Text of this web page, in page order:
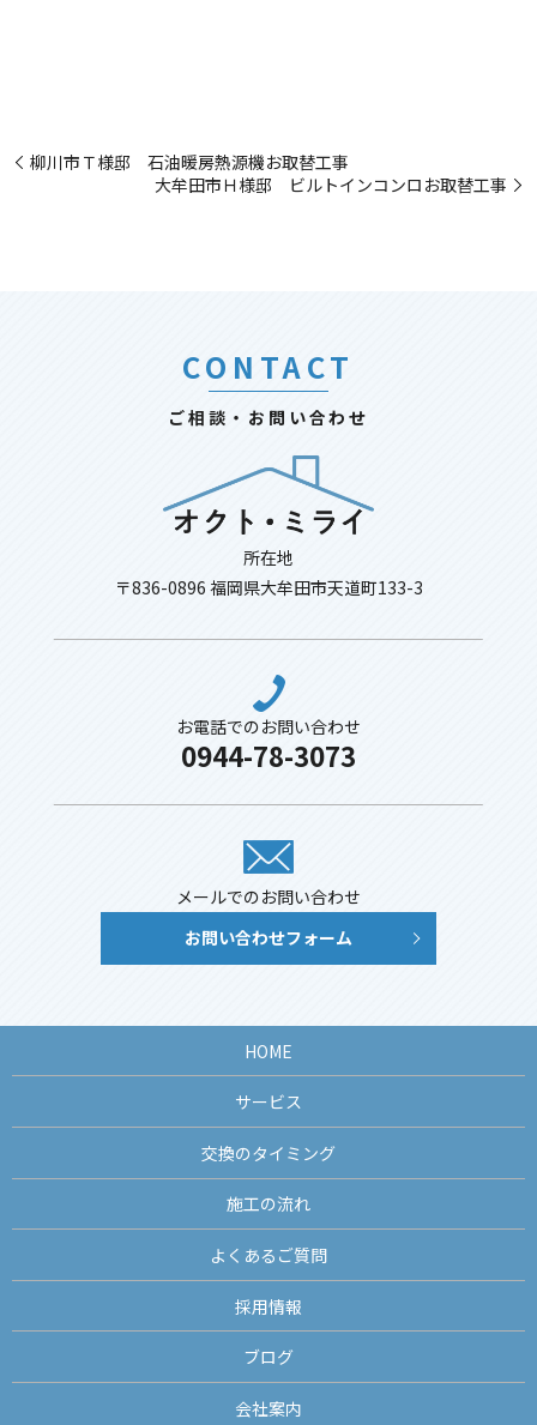
柳川市Ｔ様邸 石油暖房熱源機お取替工事
大牟田市Ｈ様邸 ビルトインコンロお取替工事
CONTACT
ご相談・お問い合わせ
所在地
〒836-0896 福岡県大牟田市天道町133-3
お電話でのお問い合わせ
0944-78-3073
メールでのお問い合わせ
お問い合わせフォーム
HOME
サービス
交換のタイミング
施工の流れ
よくあるご質問
採用情報
ブログ
会社案内